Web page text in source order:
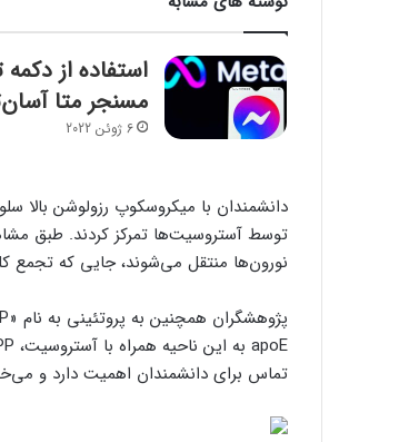
استفاده از
مسنجر متا
6 ژوئن 2022
دانشمندان با میکروسکوپ رزولوشن بالا
نورون‌ها منتقل می‌شوند، جایی که تجمع
تماس برای دانشمندان اهمیت دارد و